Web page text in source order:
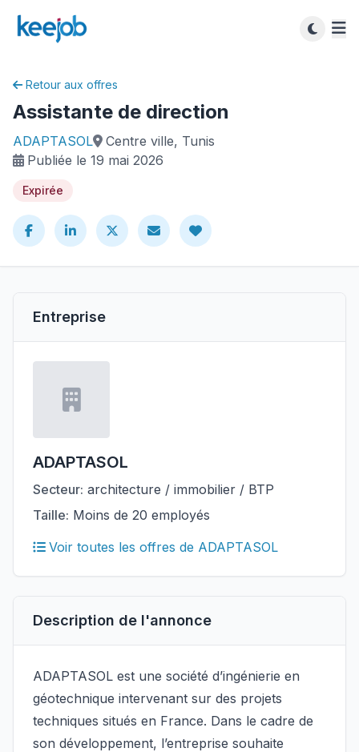
Retour aux offres
Assistante de direction
ADAPTASOL
Centre ville, Tunis
Publiée le 19 mai 2026
Expirée
Entreprise
ADAPTASOL
Secteur: architecture / immobilier / BTP
Taille: Moins de 20 employés
Voir toutes les offres de ADAPTASOL
Description de l'annonce
ADAPTASOL est une société d’ingénierie en
géotechnique intervenant sur des projets
techniques situés en France. Dans le cadre de
son développement, l’entreprise souhaite